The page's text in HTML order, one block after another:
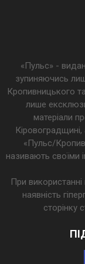
«Пульс» -
зупиняючись
Кропивницького
лише
матеріали
«Пульс/
називають своїми
При
наявність
сторінку